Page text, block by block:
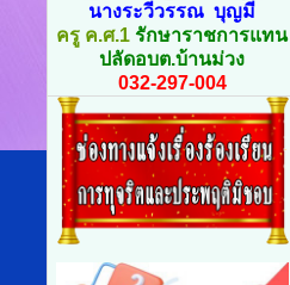
นางระวีวรรณ บุญมี
ครู ค.ศ.1 รักษาราชการแทน
ปลัดอบต.บ้านม่วง
032-297-004